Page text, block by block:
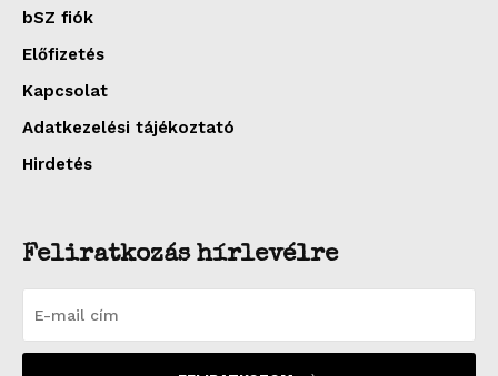
bSZ fiók
Előfizetés
Kapcsolat
Adatkezelési tájékoztató
Hirdetés
Feliratkozás hírlevélre